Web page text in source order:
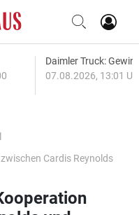
Daimler Truck:
07.08.2026, 13:01
Cardis Reynolds